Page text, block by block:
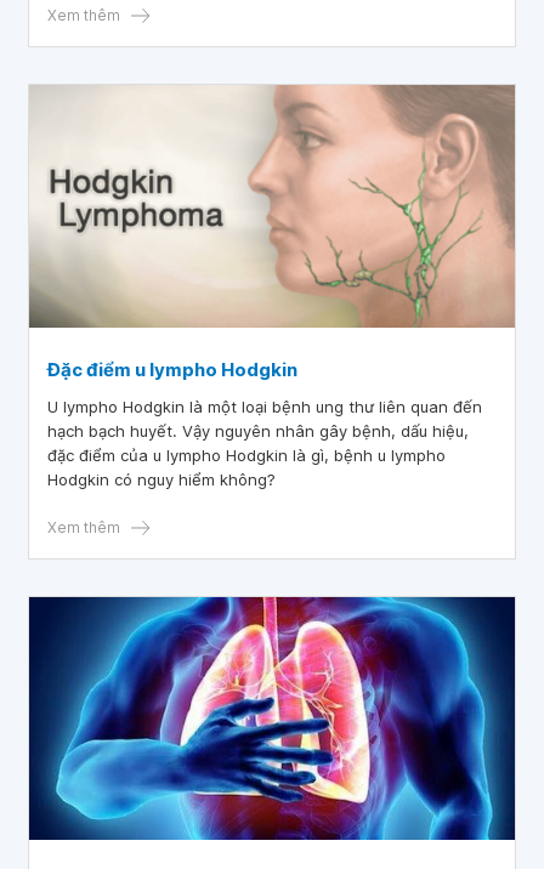
Xem thêm
Đặc điểm u lympho Hodgkin
U lympho Hodgkin là một loại bệnh ung thư liên quan đến
hạch bạch huyết. Vậy nguyên nhân gây bệnh, dấu hiệu,
đặc điểm của u lympho Hodgkin là gì, bệnh u lympho
Hodgkin có nguy hiểm không?
Xem thêm